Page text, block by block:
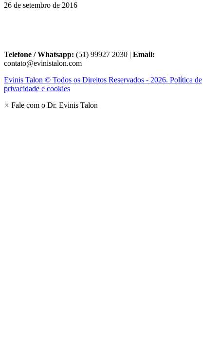
26 de setembro de 2016
Telefone / Whatsapp: (51) 99927 2030 | Email:
contato@evinistalon.com
Evinis Talon © Todos os Direitos Reservados - 2026. Política de
privacidade e cookies
× Fale com o Dr. Evinis Talon